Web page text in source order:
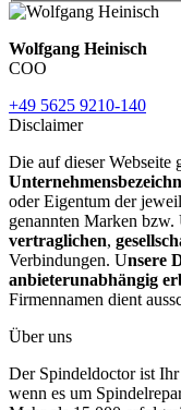
Wolfgang Heinisch
COO
+49 5625 9210-140
Disclaimer
Die auf dieser Webseite
oder Eigentum der
genannten Marken bzw.
vertraglichen,
Verbindungen. Unsere
anbieterunabhängig
Firmennamen dient
Über uns
Der Spindeldoctor ist
wenn es um